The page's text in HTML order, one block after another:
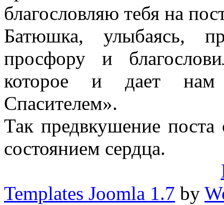
благословляю тебя на
Батюшка, улыбаясь,
просфору и
которое и дает нам
Спасителем».
Так предвкушение
состоянием сердца.
Templates Joomla 1.7 by